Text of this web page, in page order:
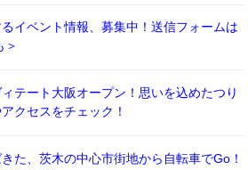
イベント情報、募集中！送信フォームは
＞
テート大阪オープン！思いを込めたつり
クセスをチェック！
た、茨木の中心市街地から自転車でGo！